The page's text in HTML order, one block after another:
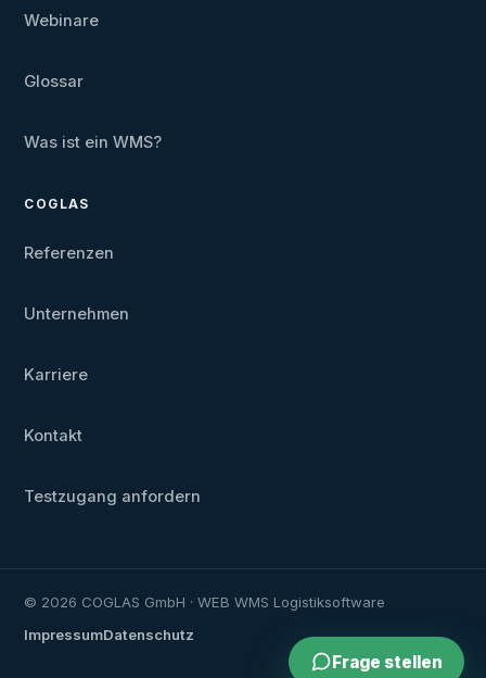
Webinare
Glossar
Was ist ein WMS?
COGLAS
Referenzen
Unternehmen
Karriere
Kontakt
Testzugang anfordern
© 2026 COGLAS GmbH · WEB WMS Logistiksoftware
ImpressumDatenschutz
Frage stellen